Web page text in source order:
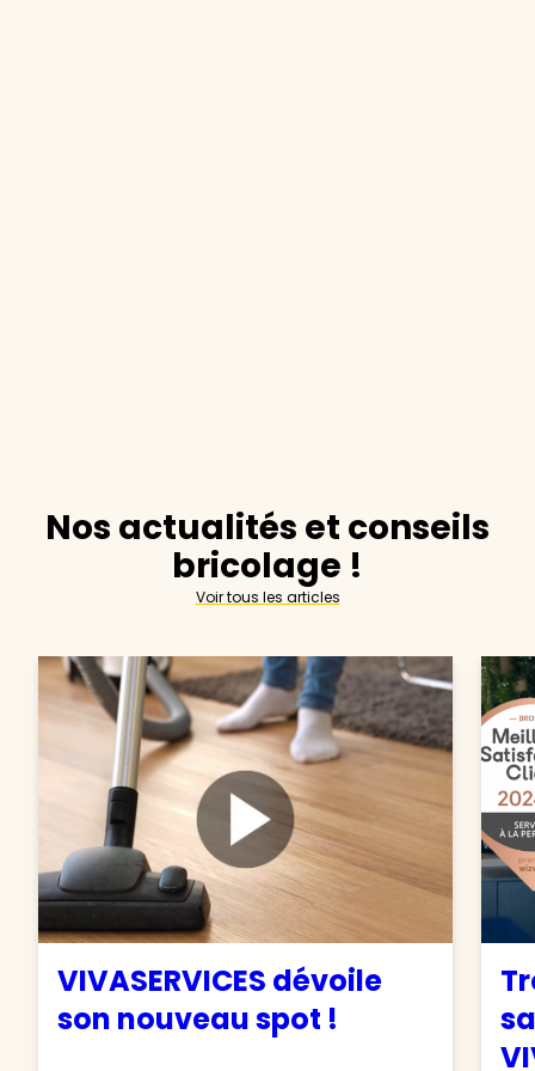
Nos actualités et conseils
bricolage !
Voir tous les articles
VIVASERVICES dévoile
son nouveau spot !